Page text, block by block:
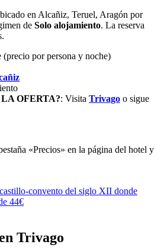
en Alcañiz, Teruel, Aragón por
de Solo alojamiento. La reserva
(precio por persona y noche)
OFERTA?: Visita Trivago o sigue
«Precios» en la página del hotel y
Trivago